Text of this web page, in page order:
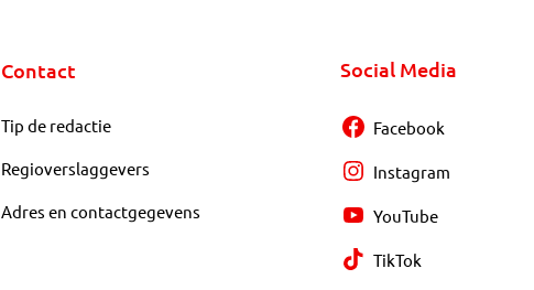
Contact
Tip de redactie
Regioverslaggevers
Adres en contactgegevens
Social Media
Facebook
Instagram
YouTube
TikTok